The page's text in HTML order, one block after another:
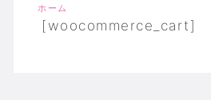
ホーム
[woocommerce_cart]